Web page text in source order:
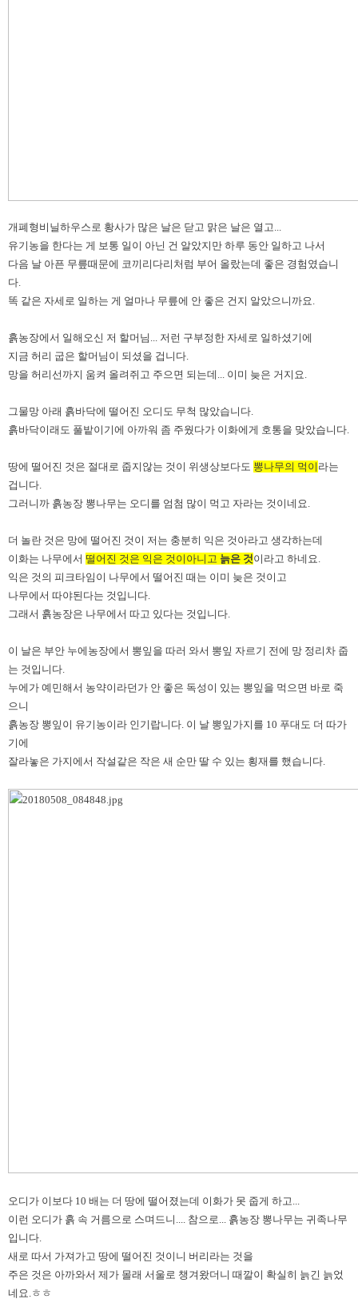
개폐형비닐하우스로 황사가 많은 날은 닫고 맑은 날은 열고...
유기농을 한다는 게 보통 일이 아닌 건 알았지만 하루 동안 일하고 나서
다음 날 아픈 무릎때문에 코끼리다리처럼 부어 올랐는데 좋은 경험였습니
다.
똑 같은 자세로 일하는 게 얼마나 무릎에 안 좋은 건지 알았으니까요.
흙농장에서 일해오신 저 할머님... 저런 구부정한 자세로 일하셨기에
지금 허리 굽은 할머님이 되셨을 겁니다.
망을 허리선까지 움켜 올려쥐고 주으면 되는데... 이미 늦은 거지요.
그물망 아래 흙바닥에 떨어진 오디도 무척 많았습니다.
흙바닥이래도 풀밭이기에 아까워 좀 주웠다가 이화에게 호통을 맞았습니다.
땅에 떨어진 것은 절대로 줍지않는 것이 위생상보다도 뽕나무의 먹이 라는
겁니다.
그러니까 흙농장 뽕나무는 오디를 엄첨 많이 먹고 자라는 것이네요.
더 놀란 것은 망에 떨어진 것이 저는 충분히 익은 것아라고 생각하는데
이화는 나무에서 떨어진 것은 익은 것이아니고 늙은 것이라고 하네요.
익은 것의 피크타임이 나무에서 떨어진 때는 이미 늦은 것이고
나무에서 따야된다는 것입니다.
그래서 흙농장은 나무에서 따고 있다는 것입니다.
이 날은 부안 누에농장에서 뽕잎을 따러 와서 뽕잎 자르기 전에 망 정리차 줍
는 것입니다.
누에가 예민해서 농약이라던가 안 좋은 독성이 있는 뽕잎을 먹으면 바로 죽
으니
흙농장 뽕잎이 유기농이라 인기랍니다. 이 날 뽕잎가지를 10 푸대도 더 따가
기에
잘라놓은 가지에서 작설같은 작은 새 순만 딸 수 있는 횡재를 했습니다.
오디가 이보다 10 배는 더 땅에 떨어졌는데 이화가 못 줍게 하고...
이런 오디가 흙 속 거름으로 스며드니.... 참으로... 흙농장 뽕나무는 귀족나무
입니다.
새로 따서 가져가고 땅에 떨어진 것이니 버리라는 것을
주은 것은 아까와서 제가 몰래 서울로 챙겨왔더니 때깔이 확실히 늙긴 늙었
네요.ㅎㅎ